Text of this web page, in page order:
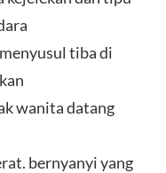
tiba di
wanita datang
bernyanyi yang